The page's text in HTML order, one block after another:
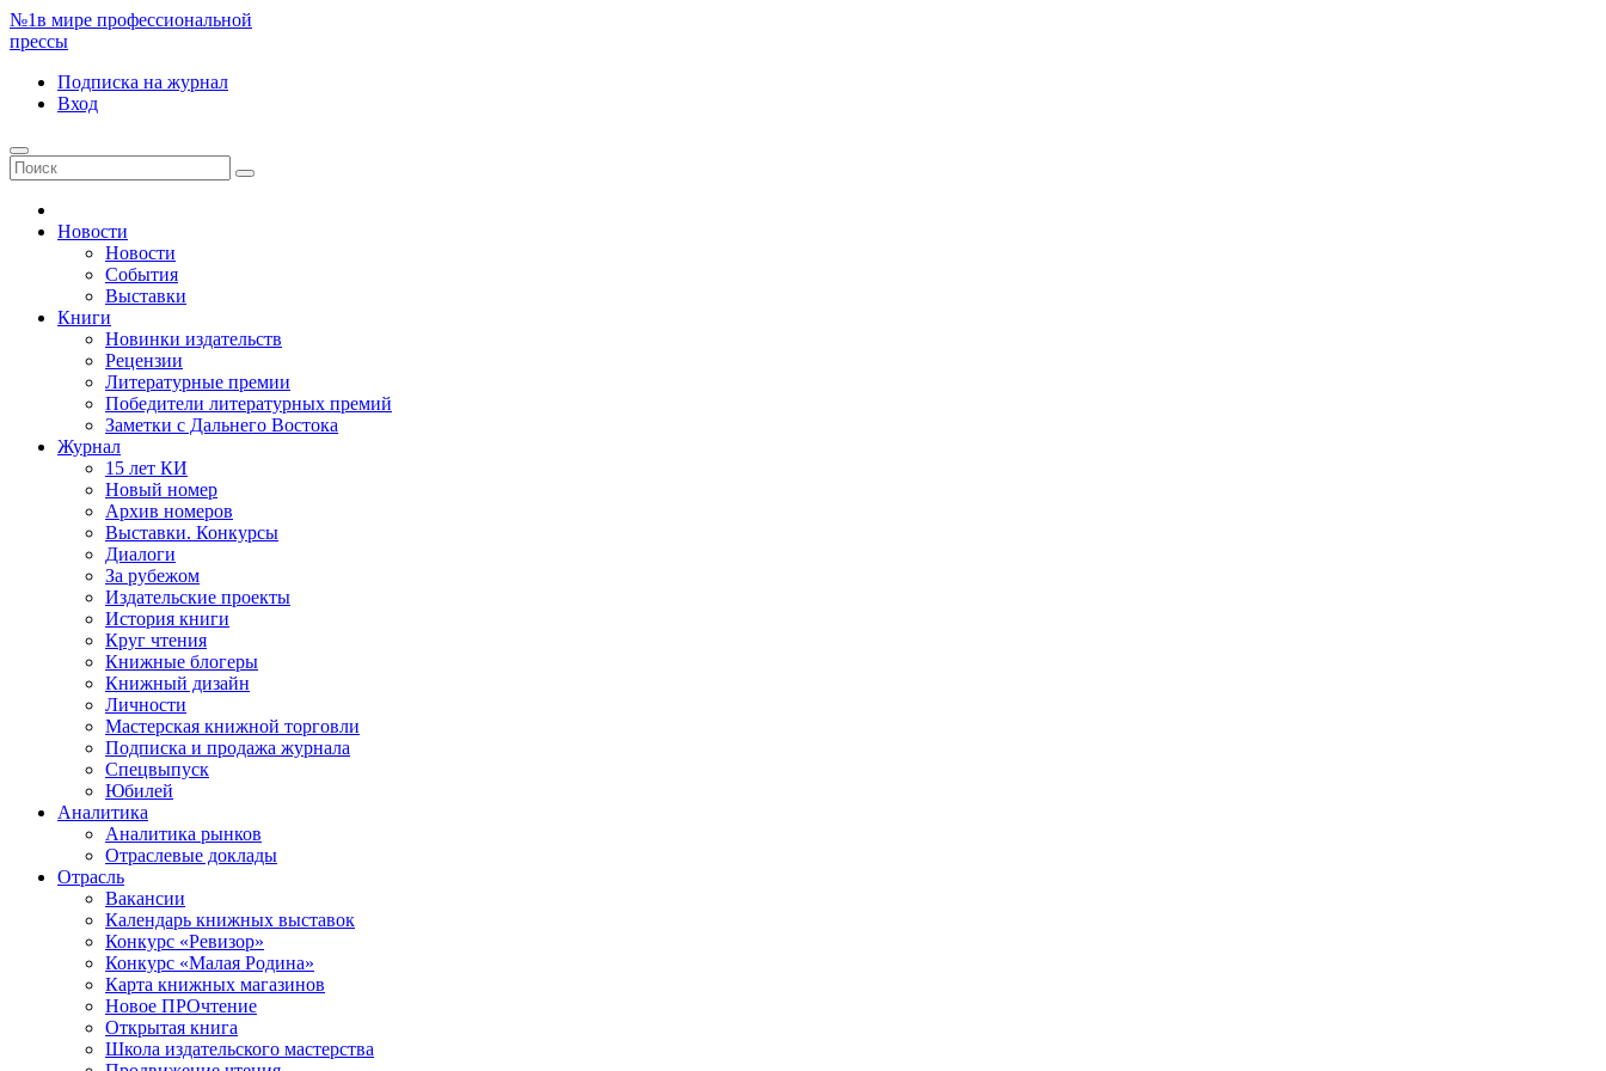
№1в мире профессиональной
прессы
Подписка на журнал
Вход
Новости
Новости
События
Выставки
Книги
Новинки издательств
Рецензии
Литературные премии
Победители литературных премий
Заметки с Дальнего Востока
Журнал
15 лет КИ
Новый номер
Архив номеров
Выставки. Конкурсы
Диалоги
За рубежом
Издательские проекты
История книги
Круг чтения
Книжные блогеры
Книжный дизайн
Личности
Мастерская книжной торговли
Подписка и продажа журнала
Спецвыпуск
Юбилей
Аналитика
Аналитика рынков
Отраслевые доклады
Отрасль
Вакансии
Календарь книжных выставок
Конкурс «Ревизор»
Конкурс «Малая Родина»
Карта книжных магазинов
Новое ПРОчтение
Открытая книга
Школа издательского мастерства